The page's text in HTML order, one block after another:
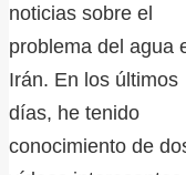
noticias sobre el
problema del agua
Irán. En los últimos
días, he tenido
conocimiento de